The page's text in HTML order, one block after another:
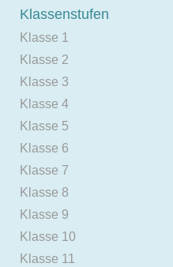
Klassenstufen
Klasse 1
Klasse 2
Klasse 3
Klasse 4
Klasse 5
Klasse 6
Klasse 7
Klasse 8
Klasse 9
Klasse 10
Klasse 11